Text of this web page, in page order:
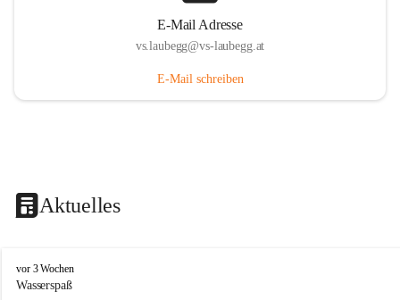
E-Mail Adresse
vs.laubegg@vs-laubegg.at
E-Mail schreiben
Aktuelles
V
o
vor 3 Wochen
Wasserspaß